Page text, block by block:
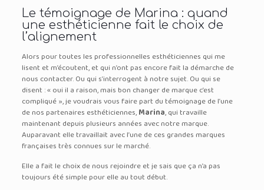
Le témoignage de Marina : quand
une esthéticienne fait le choix de
l’alignement
Alors pour toutes les professionnelles esthéticiennes qui me
lisent et m’écoutent, et qui n’ont pas encore fait la démarche de
nous contacter. Ou qui s’interrogent à notre sujet. Ou qui se
disent : « oui il a raison, mais bon changer de marque c’est
compliqué », je voudrais vous faire part du témoignage de l’une
de nos partenaires esthéticiennes,Marina, qui travaille
maintenant depuis plusieurs années avec notre marque.
Auparavant elle travaillait avec l’une de ces grandes marques
françaises très connues sur le marché.
Elle a fait le choix de nous rejoindre et je sais que ça n’a pas
toujours été simple pour elle au tout début.